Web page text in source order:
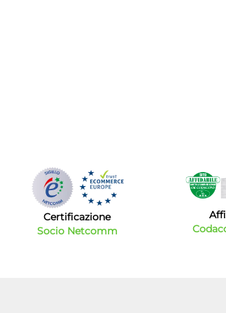
Certificazione
Socio Netcomm